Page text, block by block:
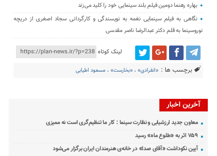
بهاره رهنما دومین فیلم بلند سینمایی خود را کلید می‌زند
نگاهی به فیلم سینمایی نغمه به نویسندگی و کارگردانی سجاد اصغری از دریچه
نوروسینما به قلم دکتر عبدالرضا ناصر مقدسی
لینک کوتاه
برچسب ها : «انفرادی» ،«بخارست» ، مسعود اطیابی
آخرین اخبار
معاون جدید ارزشیابی و نظارت سینما : کار ما تنظیم‌گری است نه ممیزی
۷۵۹ اثر به «طلوع ماه» رسید
آیین نکوداشت «آقای صدا» در خانه‌ی هنرمندان ایران برگزار می‌شود